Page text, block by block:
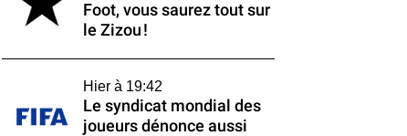
Foot, vous saurez tout sur
le Zizou !
Hier à 19:42
Le syndicat mondial des
joueurs dénonce aussi